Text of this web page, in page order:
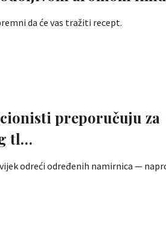
da će vas tražiti recept.
preporučuju za
tl…
odreći određenih namirnica —